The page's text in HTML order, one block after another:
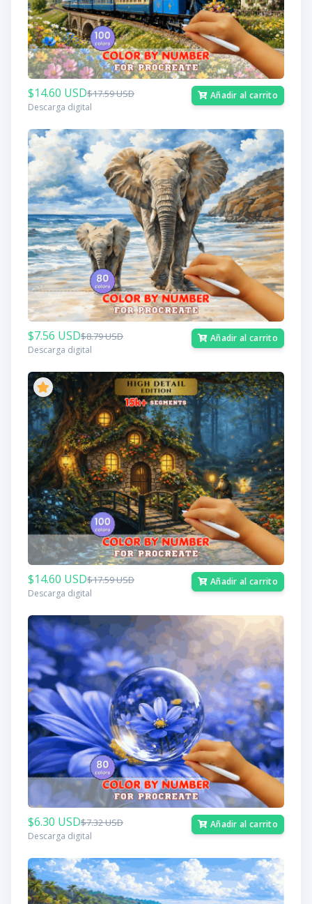
$14.60 USD$17.59 USD
Descarga digital
Añadir al carrito
$7.56 USD$8.79 USD
Descarga digital
Añadir al carrito
$14.60 USD$17.59 USD
Descarga digital
Añadir al carrito
$6.30 USD$7.32 USD
Descarga digital
Añadir al carrito